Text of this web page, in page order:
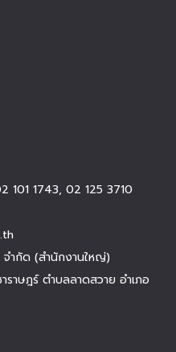
1743, 02 125 3710
จำกัด (สำนักงานใหญ่)
าษฎร์ ตำบลลาดสวาย อำเภอ